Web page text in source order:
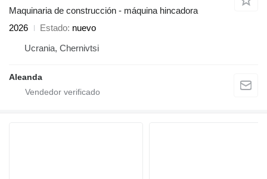
Maquinaria de construcción - máquina hincadora
2026
Estado nuevo
Ucrania, Chernivtsi
Aleanda